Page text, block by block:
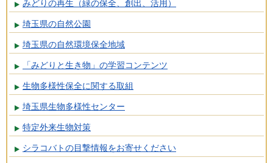
みどりの再生（緑の保全、創出、活用）
埼玉県の自然公園
埼玉県の自然環境保全地域
「みどりと生き物」の学習コンテンツ
生物多様性保全に関する取組
埼玉県生物多様性センター
特定外来生物対策
シラコバトの目撃情報をお寄せください